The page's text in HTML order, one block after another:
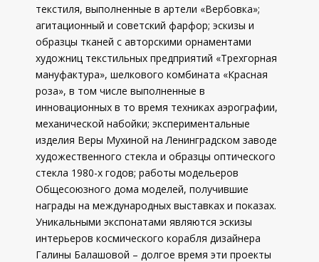
текстиля, выполненные в артели «Вербовка»;
агитационный и советский фарфор; эскизы и
образцы тканей с авторскими орнаментами
художниц текстильных предприятий «Трехгорная
мануфактура», шелкового комбината «Красная
роза», в том числе выполненные в
инновационных в то время техниках аэрографии,
механической набойки; экспериментальные
изделия Веры Мухиной на Ленинградском заводе
художественного стекла и образцы оптического
стекла 1980-х годов; работы модельеров
Общесоюзного дома моделей, получившие
награды на международных выставках и показах.
Уникальными экспонатами являются эскизы
интерьеров космического корабля дизайнера
Галины Балашовой – долгое время эти проекты